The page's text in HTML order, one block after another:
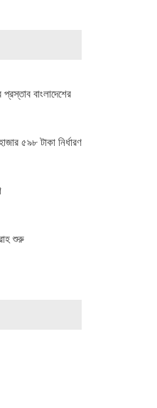
বাংলাদেশের
৫৯৮ টাকা নির্ধারণ
শুরু